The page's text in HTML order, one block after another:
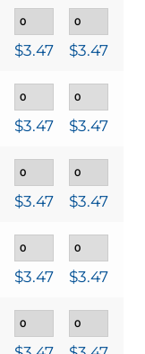
$3.47 $3.47
$3.47 $3.47
$3.47 $3.47
$3.47 $3.47